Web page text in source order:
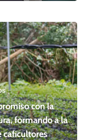
con la
formando a la
caficultores